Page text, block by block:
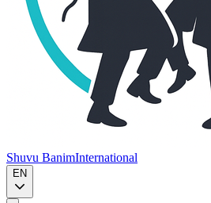
Shuvu BanimInternational
EN